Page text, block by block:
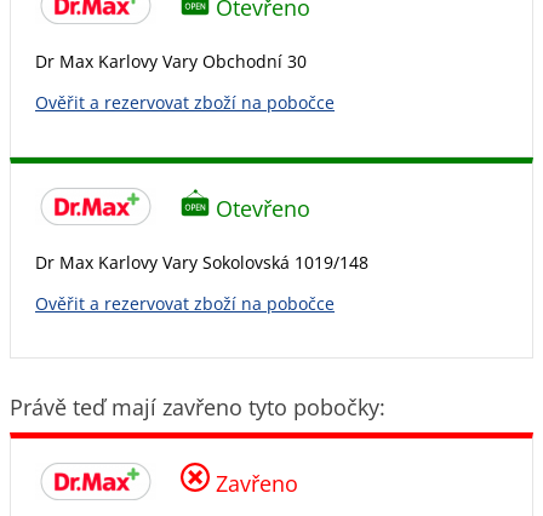
Otevřeno
Dr Max Karlovy Vary Obchodní 30
Ověřit a rezervovat zboží na pobočce
Otevřeno
Dr Max Karlovy Vary Sokolovská 1019/148
Ověřit a rezervovat zboží na pobočce
Právě teď mají zavřeno tyto pobočky:
Zavřeno